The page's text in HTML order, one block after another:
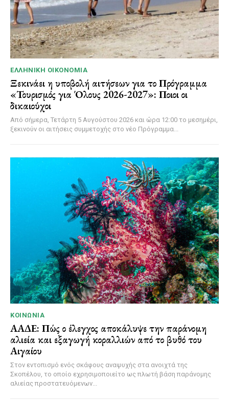
ΕΛΛΗΝΙΚΉ ΟΙΚΟΝΟΜΊΑ
Ξεκινάει η υποβολή αιτήσεων για το Πρόγραμμα
«Τουρισμός για Όλους 2026-2027»: Ποιοι οι
δικαιούχοι
Από σήμερα, Τετάρτη 5 Αυγούστου 2026 και ώρα 12:00 το μεσημέρι,
ξεκινούν οι αιτήσεις συμμετοχής στο νέο Πρόγραμμα...
ΚΟΙΝΩΝΊΑ
ΑΑΔΕ: Πώς ο έλεγχος αποκάλυψε την παράνομη
αλιεία και εξαγωγή κοραλλιών από το βυθό του
Αιγαίου
Στον εντοπισμό ενός σκάφους αναψυχής στα ανοιχτά της
Σκοπέλου, το οποίο εχρησιμοποιείτο ως πλωτή βάση παράνομης
αλιείας προστατευόμενων...